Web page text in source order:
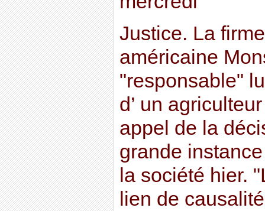
Justice. La
américaine
"responsable"
d’ un
appel de la
grande
la société hier.
lien de